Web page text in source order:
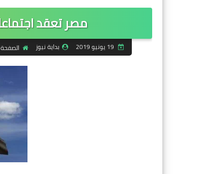
مصر تعقد
بداية نيوز